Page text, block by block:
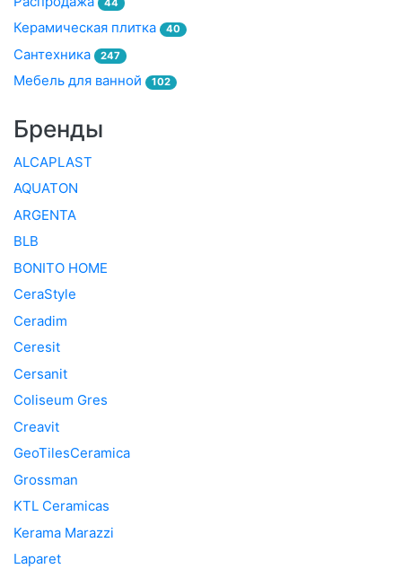
44
Керамическая плитка 40
Сантехника 247
Мебель для ванной 102
Бренды
ALCAPLAST
AQUATON
ARGENTA
BLB
BONITO HOME
CeraStyle
Ceradim
Ceresit
Cersanit
Coliseum Gres
Creavit
GeoTilesCeramica
Grossman
KTL Ceramicas
Kerama Marazzi
Laparet